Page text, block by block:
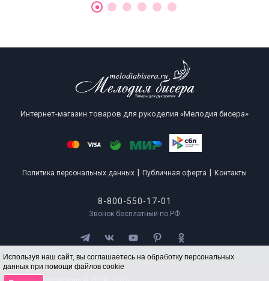
Используя наш сайт, вы соглашаетесь на обработку персональных
данных при помощи файлов cookie
Интернет-магазин товаров для рукоделия «Мелодия бисера»
Политика персональных данных Публичная оферта Контакты
8-800-550-17-01
Звонок бесплатный по РФ